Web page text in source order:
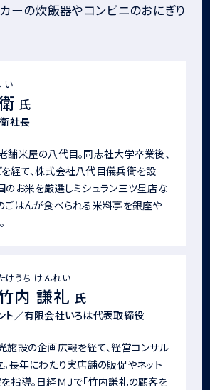
ーの炊飯器やコンビニのおにぎり
氏
社長
舗米屋の八代目。同志社大学卒業後、
経て、株式会社八代目儀兵衛を設
のお米を厳選しミシュラン三ツ星店な
ごはんが食べられる米料亭を銀座や
内 謙礼
けうち けんれい
氏
ト／有限会社いろは代表取締役
施設の企画広報を経て、経営コンサル
。長年にわたり実店舗の販促やネット
指導。日経ＭＪで「竹内謙礼の顧客を